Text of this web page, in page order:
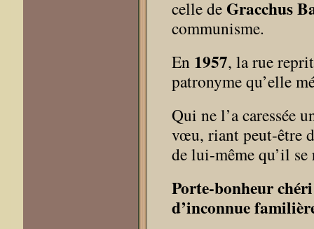
celle de Gracchus
communisme.
En 1957, la rue
patronyme qu’elle
Qui ne l’a caressée
vœu, riant peut-être
de lui-même qu’il se
Porte-bonheur
d’inconnue